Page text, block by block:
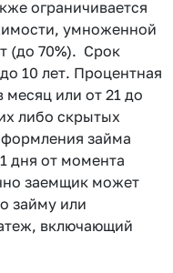
ограничивается
умноженной
(до 70%). Срок
10 лет. Процентная
месяц или от 21 до
либо скрытых
займа
дня от момента
заемщик может
займу или
включающий